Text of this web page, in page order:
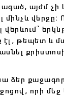
այժմ
մինչև
էլ, թեպետ և
որի մեջ